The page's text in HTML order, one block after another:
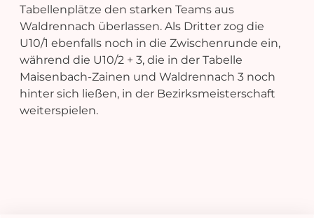
Tabellenplätze den starken Teams aus
Waldrennach überlassen. Als Dritter zog die
U10/1 ebenfalls noch in die Zwischenrunde ein,
während die U10/2 + 3, die in der Tabelle
Maisenbach-Zainen und Waldrennach 3 noch
hinter sich ließen, in der Bezirksmeisterschaft
weiterspielen.